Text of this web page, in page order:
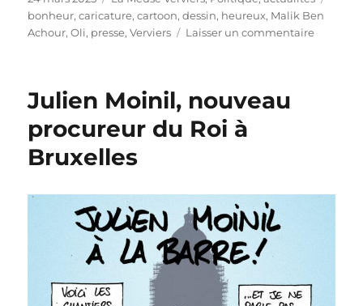
le
bonheur,caricature,cartoon,dessin, heureux, Malik Ben
Achour,Oli, presse,Verviers Laisser un commentairesur
Julien Moinil, nouveau
procureur du Roi à
Bruxelles